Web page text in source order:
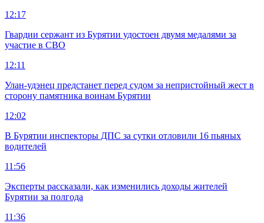
12:17
Гвардии сержант из Бурятии удостоен двумя медалями за
участие в СВО
12:11
Улан-удэнец предстанет перед судом за непристойный жест в
сторону памятника воинам Бурятии
12:02
В Бурятии инспекторы ДПС за сутки отловили 16 пьяных
водителей
11:56
Эксперты рассказали, как изменились доходы жителей
Бурятии за полгода
11:36